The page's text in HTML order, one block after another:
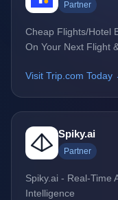
Partner
Cheap Flights/Hotel
On Your Next Flight
Visit Trip.com Today
Spiky.ai
Partner
Spiky.ai - Real-Time
Intelligence